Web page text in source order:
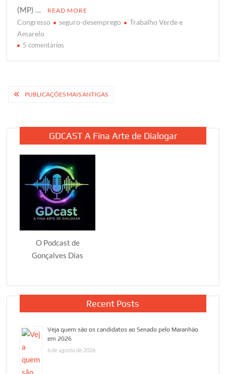
r
o
k
p
p
r
(MP) …
READ MORE
Congresso seguro-desemprego
Trabalho Verde e
Amarelo
5 comentários
avançar
no
Congresso
Navegação
posts
PUBLICAÇÕES MAIS ANTIGAS
GDCAST A Fina Arte de Dialogar
O Podcast de
Gonçalves Dias
Recent Posts
Veja quem são os candidatos ao Senado pelo Maranhão
em 2026
6 de agosto de 2026